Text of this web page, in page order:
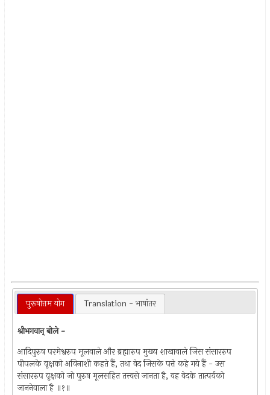
पुरूषोत्तम योग Translation - भाषांतर
श्रीभगवान् बोले -
आदिपुरुष परमेश्वरुप मूलवाले और ब्रह्मारुप मुख्य शाखावाले जिस संसाररुप
पीपलके वृक्षको अविनाशी कहते हैं, तथा वेद जिसके पत्ते कहे गये हैं - उस
संसाररुप वृक्षको जो पुरुष मूलसहित तत्त्वसे जानता है, वह वेदके तात्पर्यको
जाननेवाला है ॥१॥